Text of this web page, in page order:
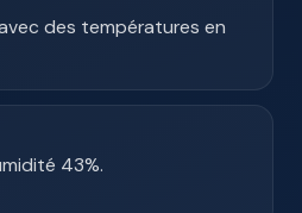
des températures en
43%.